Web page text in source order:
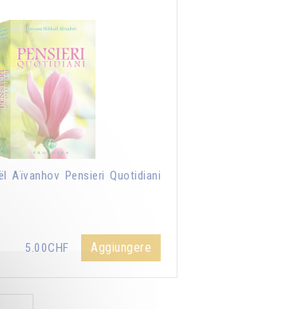
Aïvanhov Pensieri Quotidiani
5.00CHF Aggiungere